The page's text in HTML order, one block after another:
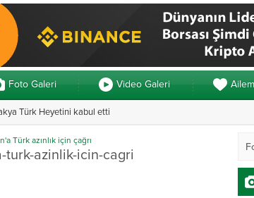
Foto Galeri Video Galeri Ailem
Türk Heyetini kabul etti
Türk azınlık için çağrı
azinlik-icin-cagri